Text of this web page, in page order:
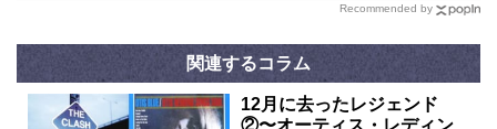
Recommended by
関連するコラム
12月に去ったレジェンド
②〜オーティス・レディン